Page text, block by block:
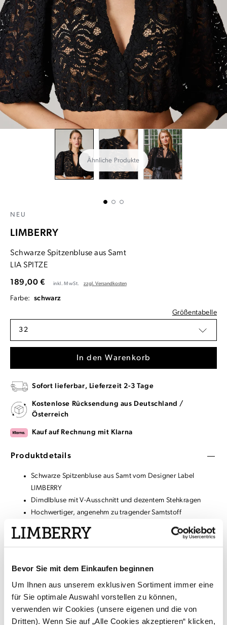
Bevor Sie mit dem Einkaufen beginnen
Um Ihnen aus unserem exklusiven Sortiment immer eine
für Sie optimale Auswahl vorstellen zu können,
verwenden wir Cookies (unsere eigenen und die von
Dritten). Wenn Sie auf „Alle Cookies akzeptieren“ klicken,
Ähnliche Produkte
NEU
LIMBERRY
Schwarze Spitzenbluse aus Samt
LIA SPITZE
189,00 € inkl. MwSt. zzgl. Versandkosten
Farbe: schwarz
Größentabelle
32
In den Warenkorb
Sofort lieferbar, Lieferzeit 2-3 Tage
Kostenlose Rücksendung aus Deutschland /
Österreich
Kauf auf Rechnung mit Klarna
Produktdetails
Schwarze Spitzenbluse aus Samt vom Designer Label
LIMBERRY
Dirndlbluse mit V-Ausschnitt und dezentem Stehkragen
Hochwertiger, angenehm zu tragender Samtstoff
Knopfleiste vorne
Halblange Ärmel mit leichtem Puff und elastischem
Gummisaum
Material & Pflege
Versand & Rückgabe